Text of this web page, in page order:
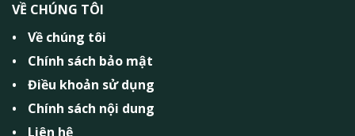
VỀ CHÚNG TÔI
Về chúng tôi
Chính sách bảo mật
Điều khoản sử dụng
Chính sách nội dung
Liên hệ